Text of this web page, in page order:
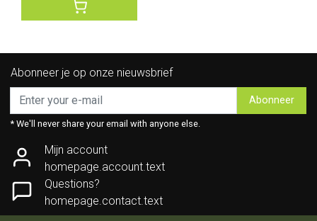
Abonneer je op onze nieuwsbrief
Abonneer
* We'll never share your email with anyone else.
Mijn account
homepage.account.text
Questions?
homepage.contact.text